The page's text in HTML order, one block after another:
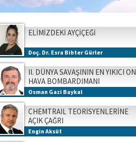
ELİMİZDEKİ AYÇİÇEĞİ
Doç. Dr. Esra Bihter Gürler
II. DÜNYA SAVAŞININ EN YIKICI ON
HAVA BOMBARDIMANI
Osman Gazi Baykal
CHEMTRAIL TEORİSYENLERİNE
AÇIK ÇAĞRI
Engin Aksüt